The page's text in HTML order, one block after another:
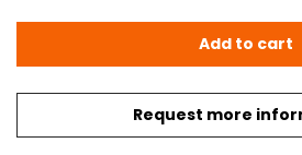
Request more
EKEBOM: Sea chart of Finnish
Add to cart